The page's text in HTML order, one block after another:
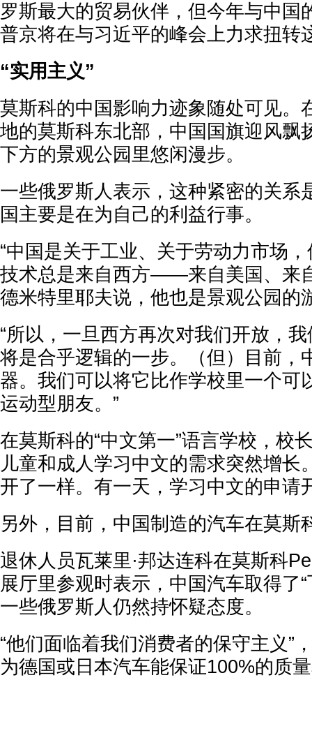
罗斯最大的贸易伙伴，但今年与中国
普京将在与习近平的峰会上力求扭转
“实用主义”
莫斯科的中国影响力迹象随处可见。
地的莫斯科东北部，中国国旗迎风飘
下方的景观公园里悠闲漫步。
一些俄罗斯人表示，这种紧密的关系
国主要是在为自己的利益行事。
“中国是关于工业、关于劳动力市场
技术总是来自西方——来自美国、来
德米特里耶夫说，他也是景观公园的
“所以，一旦西方再次对我们开放，
将是合乎逻辑的一步。（但）目前，
器。我们可以将它比作学校里一个可
运动型朋友。”
在莫斯科的“中文第一”语言学校，校
儿童和成人学习中文的需求突然增长
开了一样。有一天，学习中文的申请
另外，目前，中国制造的汽车在莫斯
退休人员瓦莱里·邦达连科在莫斯科
展厅里参观时表示，中国汽车取得了
一些俄罗斯人仍然持怀疑态度。
“他们面临着我们消费者的保守主义”
为德国或日本汽车能保证100%的质